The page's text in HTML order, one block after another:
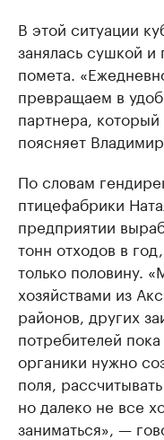
В этой ситуации
занялась сушкой
помета.
превращаем в
партнера, который
поясняет
По словам
птицефабрики
предприятии
тонн отходов в
только половину.
хозяйствами из
районов, других
потребителей
органики нужно
поля,
но далеко не все
заниматься», —